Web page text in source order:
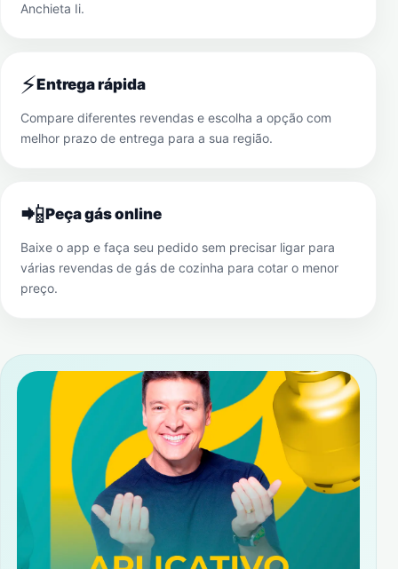
Anchieta Ii.
⚡Entrega rápida
Compare diferentes revendas e escolha a opção com
melhor prazo de entrega para a sua região.
📲Peça gás online
Baixe o app e faça seu pedido sem precisar ligar para
várias revendas de gás de cozinha para cotar o menor
preço.